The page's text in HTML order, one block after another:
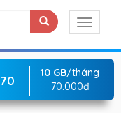
10 GB/tháng
70.000đ